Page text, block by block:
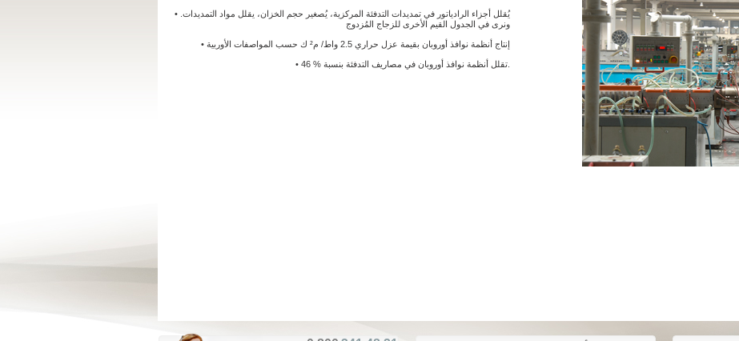
• يُقلل أجزاء الرادياتور في تمديدات التدفئة المركزية، يُصغير حجم الخزان، يقلل مواد التمديدات.
ونرى في الجدول القيم الأخرى للزجاج المُزدوج
• إنتاج أنظمة نوافذ أوروبان بقيمة عزل حراري 2.5 واط/ م² ك حسب المواصفات الأوربية